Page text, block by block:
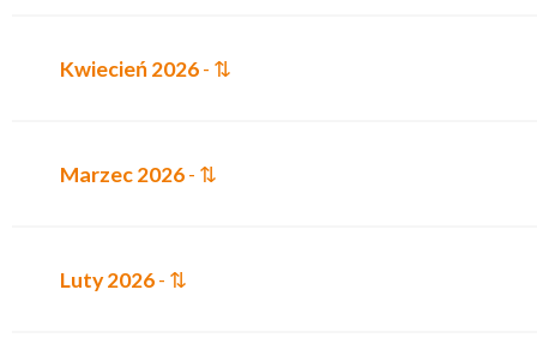
Kwiecień 2026- ⇅
Marzec 2026- ⇅
Luty 2026- ⇅